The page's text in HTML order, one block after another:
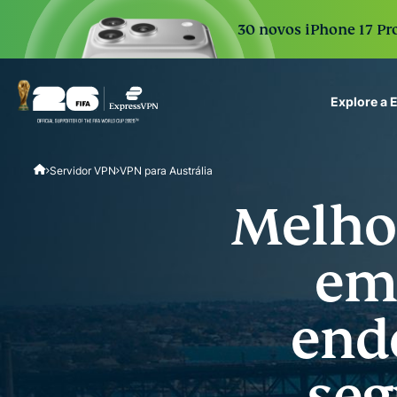
30 novos iPhone 17
Explore a
scale.
Servidor VPN VPN para Austrália